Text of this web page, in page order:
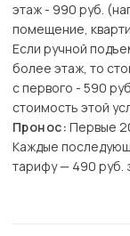
этаж - 990 руб.
помещение,
Если ручной
более этаж, то
с первого - 590
стоимость этой
Пронос: Первые
Каждые
тарифу — 490 руб.